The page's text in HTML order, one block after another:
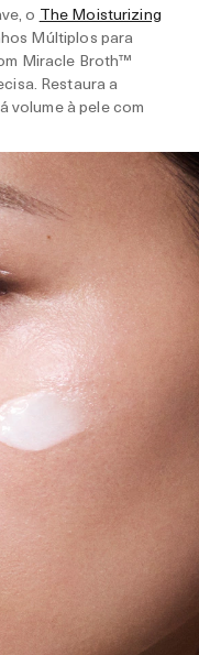
o The Moisturizing
Múltiplos para
Miracle Broth™
Restaura a
volume à pele com